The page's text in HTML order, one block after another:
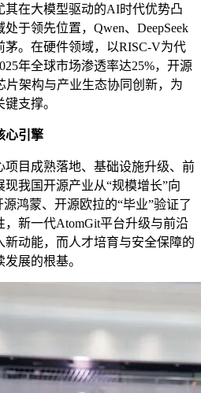
其在大模型驱动的AI时代优势凸
于领先位置，Qwen、DeepSeek
。在硬件领域，以RISC-V为代
年全球市场渗透率达25%，开源
架构与产业生态协同创新，为
支撑。
心引擎
项目成熟落地、基础设施升级、前
我国开源产业从“规模增长”向
鸿蒙、开源欧拉的“毕业”验证了
新一代AtomGit平台升级与前沿
动能，而人才培育与安全保障的
展的根基。